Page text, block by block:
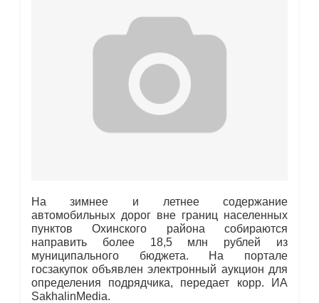
На зимнее и летнее содержание
автомобильных дорог вне границ населенных
пунктов Охинского района собираются
направить более 18,5 млн рублей из
муниципального бюджета. На портале
госзакупок объявлен электронный аукцион для
определения подрядчика, передает корр. ИА
SakhalinMedia.